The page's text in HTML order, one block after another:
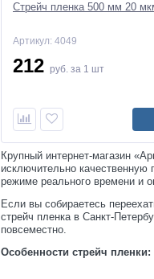
Стрейч пленка 500 мм 20
Артикул: 4049
212 руб. за 1 шт
Крупный интернет-магазин
исключительно
режиме реального времени и
Если вы собираетесь
стрейч пленка в Санкт-
повсеместно.
Особенности стрейч пленки: